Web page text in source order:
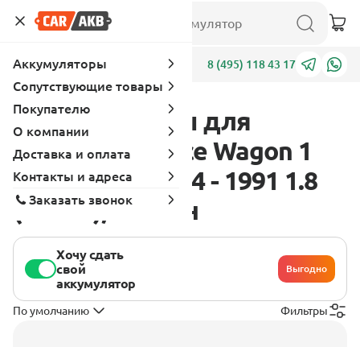
Адреса 8 (495) 118 43 17
Аккумуляторы для
Mitsubishi Space Wagon 1
поколение 1984 - 1991 1.8
(84 л.с.), бензин
Хочу сдать
свой
аккумулятор
Выгодно
По умолчанию Фильтры
Аккумуляторы
Сопутствующие товары
Покупателю
О компании
Доставка и оплата
Контакты и адреса
Заказать звонок